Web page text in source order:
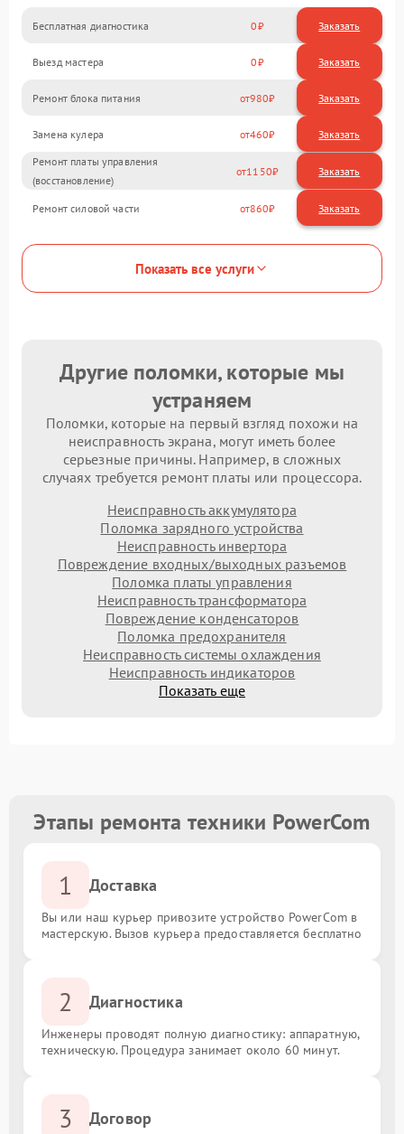
Бесплатная диагностика 0 Заказать
Выезд мастера 0 Заказать
Ремонт блока питания 980
Замена кулера 460
Ремонт платы управления
(восстановление)
1150
Ремонт силовой части 860
Показать все услуги
Другие поломки, которые мы
устраняем
Поломки, которые на первый взгляд похожи на
неисправность экрана, могут иметь более
серьезные причины. Например, в сложных
случаях требуется ремонт платы или процессора.
Неисправность аккумулятора
Поломка зарядного устройства
Неисправность инвертора
Повреждение входных/выходных разъемов
Поломка платы управления
Неисправность трансформатора
Повреждение конденсаторов
Поломка предохранителя
Неисправность системы охлаждения
Неисправность индикаторов
Показать еще
Этапы ремонта техники PowerCom
1 Доставка
Вы или наш курьер привозите устройство PowerCom в
мастерскую. Вызов курьера предоставляется бесплатно
2 Диагностика
Инженеры проводят полную диагностику: аппаратную,
техническую. Процедура занимает около 60 минут.
3 Договор